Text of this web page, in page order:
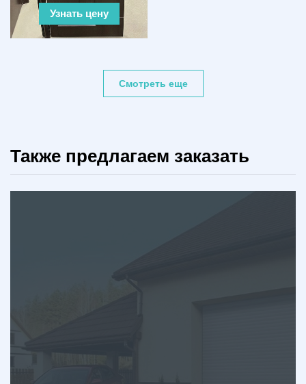
Узнать цену
Смотреть еще
Также предлагаем заказать